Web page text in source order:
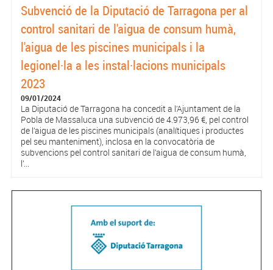
Subvenció de la Diputació de Tarragona per al
control sanitari de l'aigua de consum humà,
l'aigua de les piscines municipals i la
legionel·la a les instal·lacions municipals
2023
09/01/2024
La Diputació de Tarragona ha concedit a l’Ajuntament de la
Pobla de Massaluca una subvenció de 4.973,96 €, pel control
de l’aigua de les piscines municipals (analítiques i productes
pel seu manteniment), inclosa en la convocatòria de
subvencions pel control sanitari de l’aigua de consum humà,
l’...